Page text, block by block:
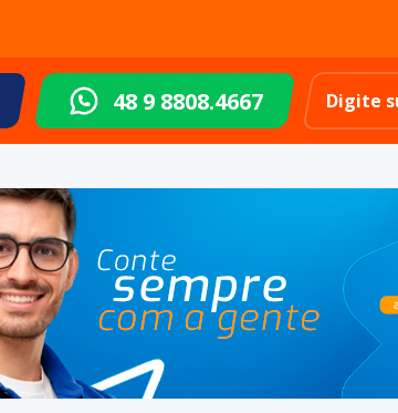
48 9 8808.4667